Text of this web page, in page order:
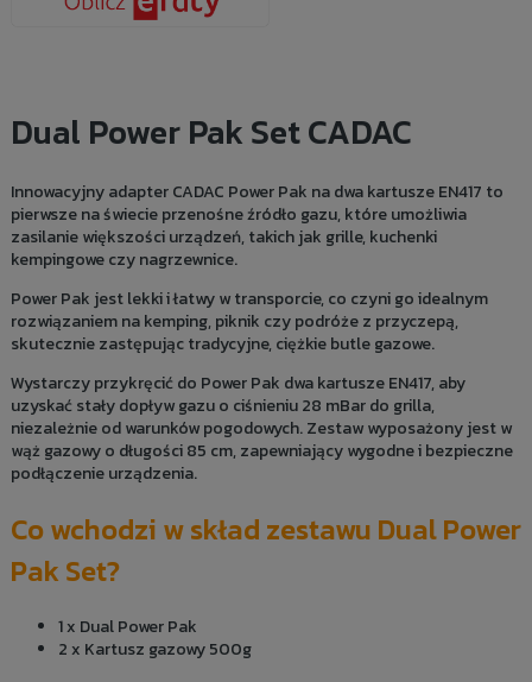
Dual Power Pak Set CADAC
Innowacyjny adapter CADAC Power Pak na dwa kartusze EN417 to
pierwsze na świecie przenośne źródło gazu, które umożliwia
zasilanie większości urządzeń, takich jak grille, kuchenki
kempingowe czy nagrzewnice.
Power Pak jest lekki i łatwy w transporcie, co czyni go idealnym
rozwiązaniem na kemping, piknik czy podróże z przyczepą,
skutecznie zastępując tradycyjne, ciężkie butle gazowe.
Wystarczy przykręcić do Power Pak dwa kartusze EN417, aby
uzyskać stały dopływ gazu o ciśnieniu 28 mBar do grilla,
niezależnie od warunków pogodowych. Zestaw wyposażony jest w
wąż gazowy o długości 85 cm, zapewniający wygodne i bezpieczne
podłączenie urządzenia.
Co wchodzi w skład zestawu Dual Power
Pak Set?
1 x Dual Power Pak
2 x Kartusz gazowy 500g